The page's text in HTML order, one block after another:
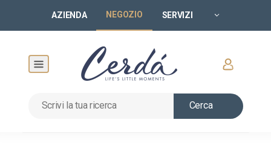
AZIENDA NEGOZIO SERVIZI
Cerca